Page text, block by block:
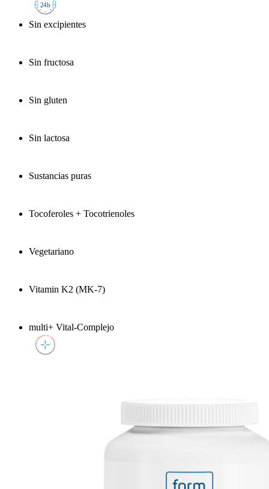
24h
Sin excipientes
Sin fructosa
Sin gluten
Sin lactosa
Sustancias puras
Tocoferoles + Tocotrienoles
Vegetariano
Vitamin K2 (MK-7)
multi+ Vital-Complejo